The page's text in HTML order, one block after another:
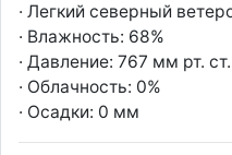
· Легкий северный
· Влажность: 68%
· Давление: 767 мм рт. ст.
· Облачность: 0%
· Осадки: 0 мм